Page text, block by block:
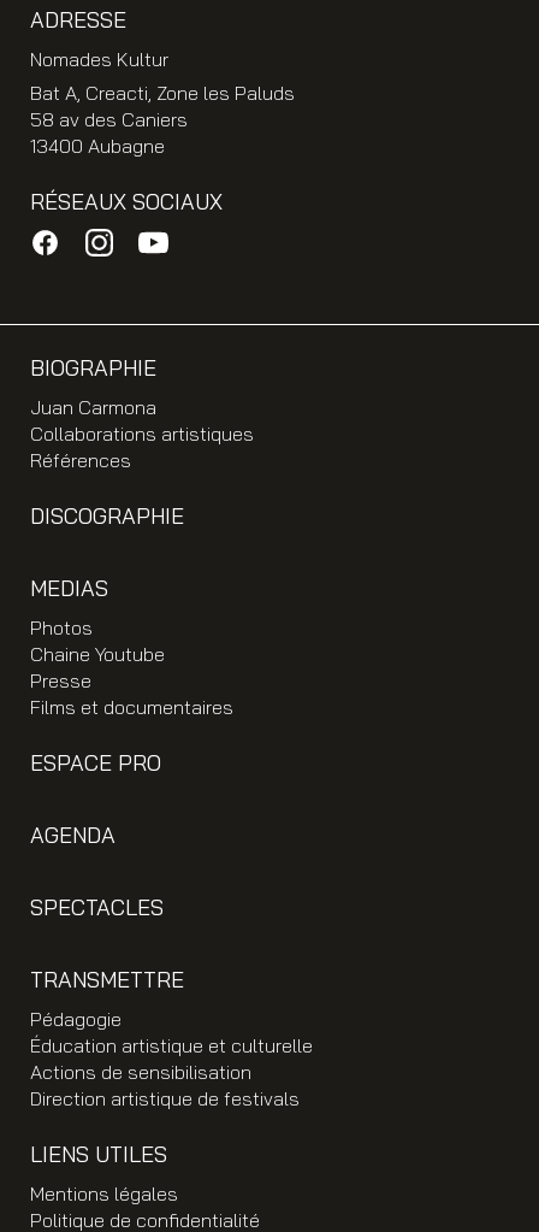
ADRESSE
Nomades Kultur
Bat A, Creacti, Zone les Paluds
58 av des Caniers
13400 Aubagne
RÉSEAUX SOCIAUX
BIOGRAPHIE
Juan Carmona
Collaborations artistiques
Références
DISCOGRAPHIE
MEDIAS
Photos
Chaine Youtube
Presse
Films et documentaires
ESPACE PRO
AGENDA
SPECTACLES
TRANSMETTRE
Pédagogie
Éducation artistique et culturelle
Actions de sensibilisation
Direction artistique de festivals
LIENS UTILES
Mentions légales
Politique de confidentialité